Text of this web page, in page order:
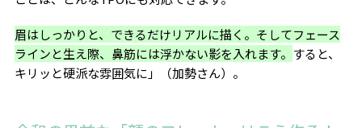
眉はしっかりと、できるだけリアルに描く。そしてフェース
ラインと生え際、鼻筋には浮かない影を入れます。 すると、
キリッと硬派な雰囲気に」（加勢さん）。